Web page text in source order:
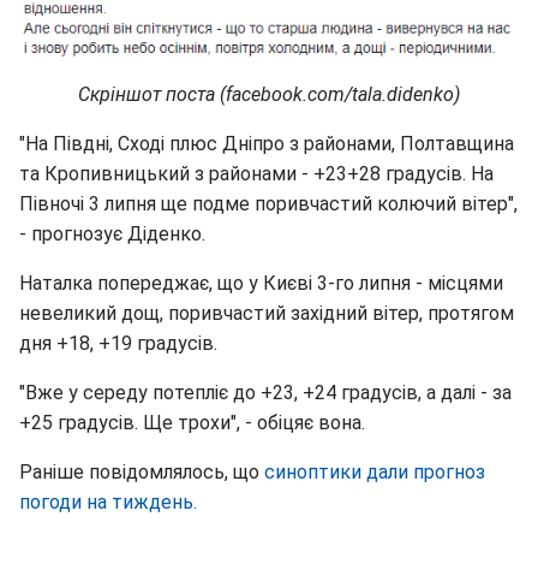
Скріншот поста (facebook.com/tala.didenko)
"На Півдні, Сході плюс Дніпро з районами, Полтавщина
та Кропивницький з районами - +23+28 градусів. На
Півночі 3 липня ще подме поривчастий колючий вітер",
- прогнозує Діденко.
Наталка попереджає, що у Києві 3-го липня - місцями
невеликий дощ, поривчастий західний вітер, протягом
дня +18, +19 градусів.
"Вже у середу потепліє до +23, +24 градусів, а далі - за
+25 градусів. Ще трохи", - обіцяє вона.
Раніше повідомлялось, що синоптики дали прогноз
погоди на тиждень.